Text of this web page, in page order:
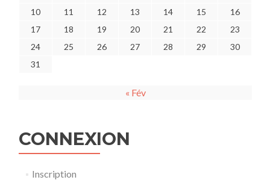
10
11 12 13 14 15
16
17
18 19 20 21 22
23
24
25 26 27 28 29
30
31
« Fév
CONNEXION
Inscription